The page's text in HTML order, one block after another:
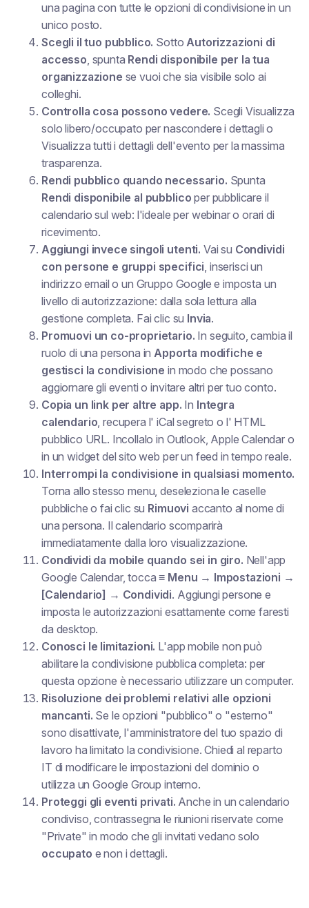
una pagina con tutte le opzioni di condivisione in un
unico posto.
Scegli il tuo pubblico. SottoAutorizzazioni di
accesso, spunta Rendi disponibile per la tua
organizzazione se vuoi che sia visibile solo ai
colleghi.
Controlla cosa possono vedere. Scegli Visualizza
solo libero/occupato per nascondere i dettagli o
Visualizza tutti i dettagli dell'evento per la massima
trasparenza.
Rendi pubblico quando necessario. Spunta
Rendi disponibile al pubblico per pubblicare il
calendario sul web: l'ideale per webinar o orari di
ricevimento.
Aggiungi invece singoli utenti. Vai su Condividi
con persone e gruppi specifici, inserisci un
indirizzo email o un Gruppo Google e imposta un
livello di autorizzazione: dalla sola lettura alla
gestione completa. Fai clic su Invia.
Promuovi un co-proprietario. In seguito, cambia il
ruolo di una persona inApporta modifiche e
gestisci la condivisione in modo che possano
aggiornare gli eventi o invitare altri per tuo conto.
Copia un link per altre app. In Integra
calendario, recupera l'iCal segreto o l' HTML
pubblico URL. Incollalo in Outlook, Apple Calendar o
in un widget del sito web per un feed in tempo reale.
Interrompi la condivisione in qualsiasi momento.
Torna allo stesso menu, deseleziona le caselle
pubbliche o fai clic su Rimuovi accanto al nome di
una persona. Il calendario scomparirà
immediatamente dalla loro visualizzazione.
Condividi da mobile quando sei in giro. Nell'app
Google Calendar, tocca≡ Menu → Impostazioni →
[Calendario] → Condividi. Aggiungi persone e
imposta le autorizzazioni esattamente come faresti
da desktop.
Conosci le limitazioni. L'app mobile non può
abilitare la condivisione pubblica completa: per
questa opzione è necessario utilizzare un computer.
Risoluzione dei problemi relativi alle opzioni
mancanti. Se le opzioni "pubblico" o "esterno"
sono disattivate, l'amministratore del tuo spazio di
lavoro ha limitato la condivisione. Chiedi al reparto
IT di modificare le impostazioni del dominio o
utilizza un Google Group interno.
Proteggi gli eventi privati. Anche in un calendario
condiviso, contrassegna le riunioni riservate come
"Private" in modo che gli invitati vedano solo
occupato e non i dettagli.